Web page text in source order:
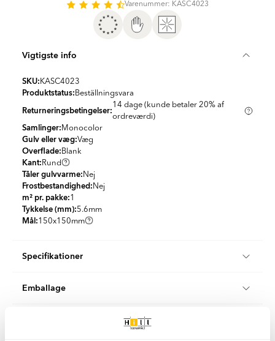
Varenummer: KASC4023
Vigtigste info
SKU: KASC4023
Produktstatus: Beställningsvara
Returneringsbetingelser:14 dage (kunde betaler 20% af
ordreværdi)
Samlinger: Monocolor
Gulv eller væg:Væg
Overflade: Blank
Kant: Rund
Tåler gulvvarme: Nej
Frostbestandighed: Nej
m² pr. pakke:1
Tykkelse (mm):5.6mm
Mål:150x150mm
Specifikationer
Produktmateriale:
Udseende:
Emballage
Klimakompenseret levering